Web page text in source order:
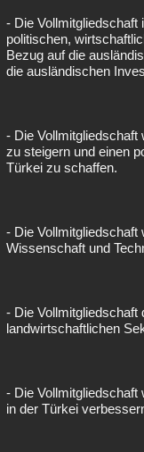
- Die Vollmitgliedschaft
politischen,
Bezug auf die
die ausländischen
- Die Vollmitgliedschaft
zu steigern und einen
Türkei zu schaffen.
- Die Vollmitgliedschaft
Wissenschaft und
- Die
landwirtschaftlichen
- Die
in der Türkei